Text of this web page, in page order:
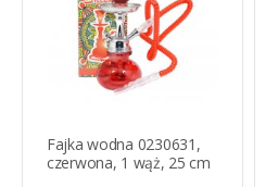
Fajka wodna 0230631,
czerwona, 1 wąż, 25 cm